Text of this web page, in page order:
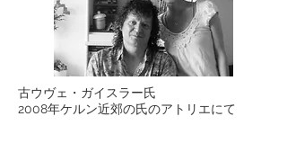
古ウヴェ・ガイスラー氏
2008年ケルン近郊の氏のアトリエにて